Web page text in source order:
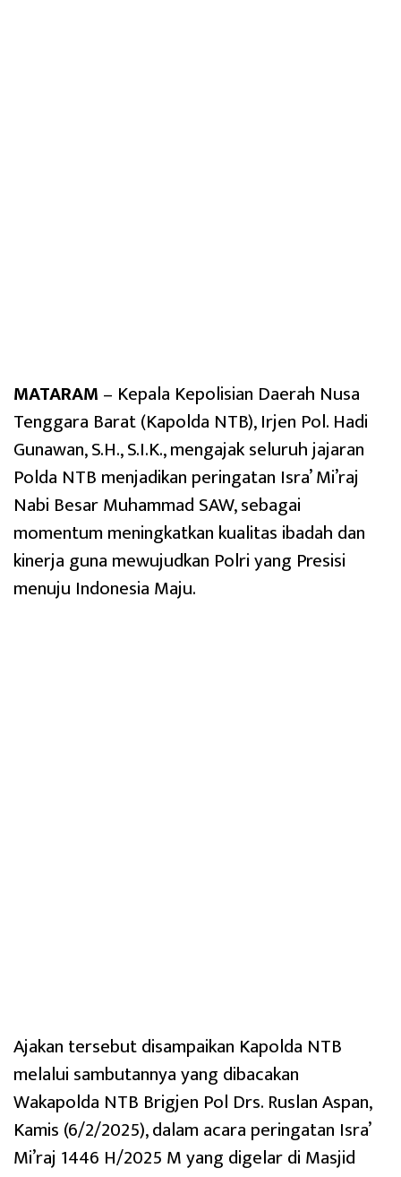
MATARAM – Kepala Kepolisian Daerah Nusa
Tenggara Barat (Kapolda NTB), Irjen Pol. Hadi
Gunawan, S.H., S.I.K., mengajak seluruh jajaran
Polda NTB menjadikan peringatan Isra’ Mi’raj
Nabi Besar Muhammad SAW, sebagai
momentum meningkatkan kualitas ibadah dan
kinerja guna mewujudkan Polri yang Presisi
menuju Indonesia Maju.
Ajakan tersebut disampaikan Kapolda NTB
melalui sambutannya yang dibacakan
Wakapolda NTB Brigjen Pol Drs. Ruslan Aspan,
Kamis (6/2/2025), dalam acara peringatan Isra’
Mi’raj 1446 H/2025 M yang digelar di Masjid